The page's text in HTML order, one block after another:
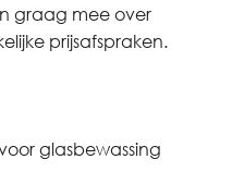
graag mee over
prijsafspraken.
glasbewassing